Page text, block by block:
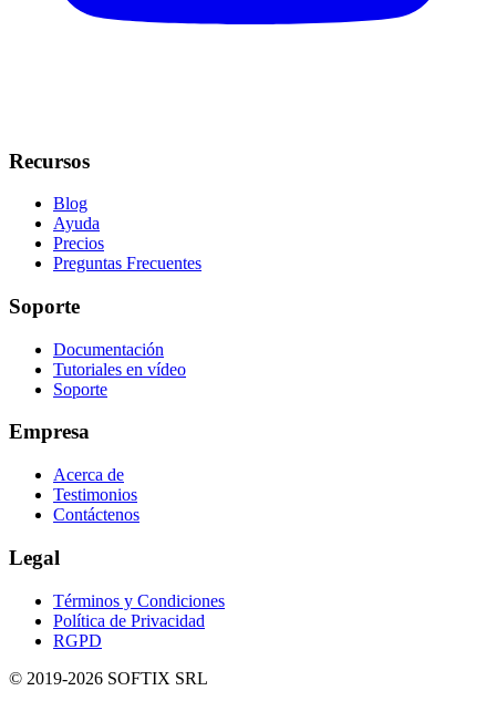
Recursos
Blog
Ayuda
Precios
Preguntas Frecuentes
Soporte
Documentación
Tutoriales en vídeo
Soporte
Empresa
Acerca de
Testimonios
Contáctenos
Legal
Términos y Condiciones
Política de Privacidad
RGPD
© 2019-2026 SOFTIX SRL